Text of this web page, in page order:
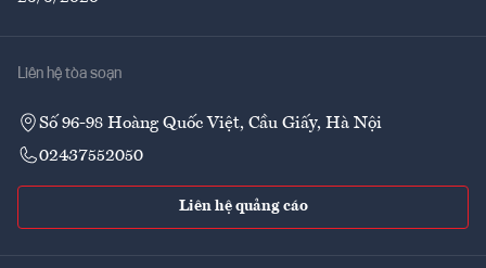
Liên hệ tòa soạn
Số 96-98 Hoàng Quốc Việt, Cầu Giấy, Hà Nội
02437552050
Liên hệ quảng cáo